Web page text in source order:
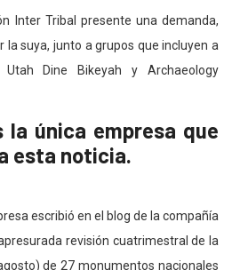
Inter Tribal presente una demanda,
la suya, junto a grupos que incluyen a
Dine Bikeyah y Archaeology
la única empresa que
esta noticia.
escribió en el blog de la compañía
revisión cuatrimestral de la
de 27 monumentos nacionales